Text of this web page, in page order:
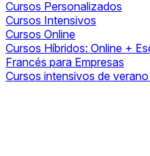
Cursos Personalizados
Cursos Intensivos
Cursos Online
Cursos Híbridos: Online +
Francés para Empresas
Cursos intensivos de verano